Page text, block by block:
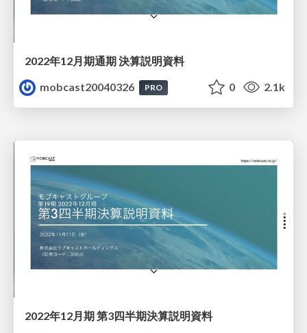
2022年12月期通期 決算説明資料
mobcast20040326
PRO 0 2.1k
2022年12月期 第3四半期決算説明資料